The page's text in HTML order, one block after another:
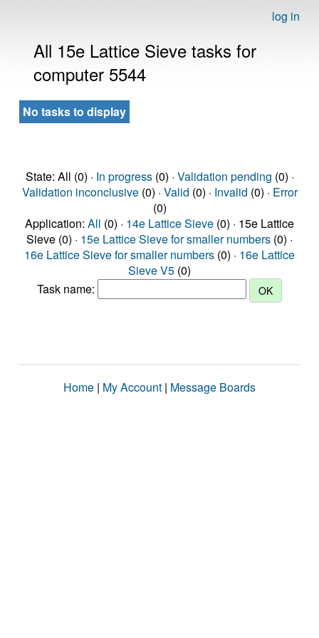
log in
All 15e Lattice Sieve tasks for
computer 5544
No tasks to display
State: All (0) · In progress(0) · Validation pending (0) ·
Validation inconclusive(0) · Valid (0) · Invalid (0) · Error
(0)
Application: All (0) · 14e Lattice Sieve (0) · 15e Lattice
Sieve (0) · 15e Lattice Sieve for smaller numbers (0) ·
16e Lattice Sieve for smaller numbers (0) · 16e Lattice
Sieve V5 (0)
Task name:
Home | My Account | Message Boards